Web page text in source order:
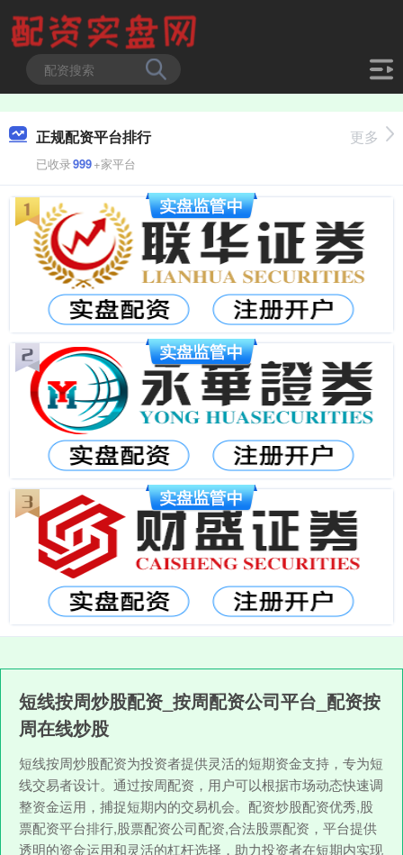
正规配资平台排行
已收录999+家平台
更多
短线按周炒股配资_按周配资公司平台_配资按
周在线炒股
短线按周炒股配资为投资者提供灵活的短期资金支持，专为短
线交易者设计。通过按周配资，用户可以根据市场动态快速调
整资金运用，捕捉短期内的交易机会。配资炒股配资优秀,股
票配资平台排行,股票配资公司配资,合法股票配资，平台提供
透明的资金运用和灵活的杠杆选择，助力投资者在短期内实现